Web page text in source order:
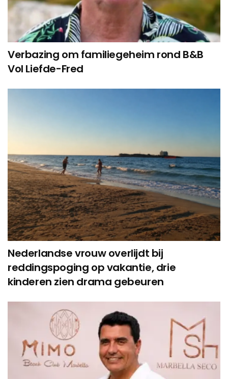
Verbazing om familiegeheim rond B&B
Vol Liefde-Fred
Nederlandse vrouw overlijdt bij
reddingspoging op vakantie, drie
kinderen zien drama gebeuren